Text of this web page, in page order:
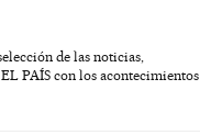
de las noticias,
PAÍS con los acontecimientos